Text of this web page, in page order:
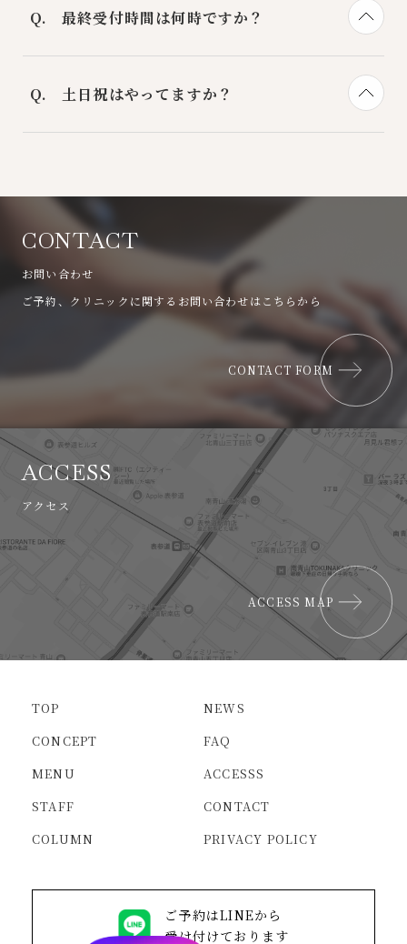
ご予約はLINEから
公式Instagram
セリング料＋処置料を別途いただきます。
最終受付時間は何時ですか？
土日祝はやってますか？
CONTACT
お問い合わせ
ご予約、クリニックに関するお問い合わせはこちらから
CONTACT FORM
ACCESS
アクセス
ACCESS MAP
TOP
CONCEPT
MENU
STAFF
COLUMN
NEWS
FAQ
ACCESSS
CONTACT
PRIVACY POLICY
ご予約はLINEから
受け付けております